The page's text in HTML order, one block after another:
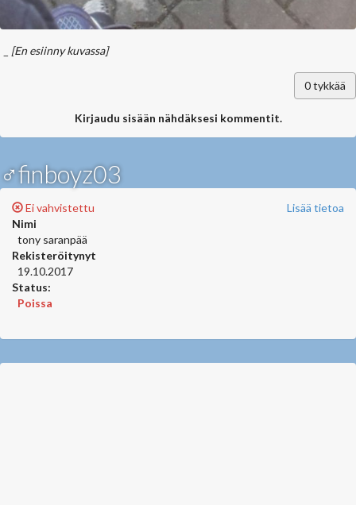
[En esiinny kuvassa]
0tykkää
Kirjaudu sisään nähdäksesi kommentit.
♂finboyz03
Lisää tietoa
Ei vahvistettu
Nimi
tony saranpää
Rekisteröitynyt
19.10.2017
Status:
Poissa